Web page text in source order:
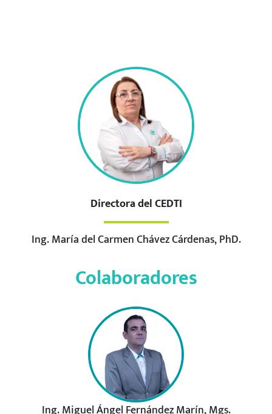
Directora del CEDTI
Ing. María del Carmen Chávez Cárdenas, PhD.
Colaboradores
Ing. Miguel Ángel Fernández Marín, Mgs.